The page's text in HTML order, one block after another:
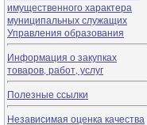
имущественного характера
муниципальных служащих
Управления образования
Информация о закупках
товаров, работ, услуг
Полезные ссылки
Независимая оценка качества